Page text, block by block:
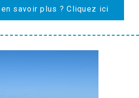
savoir plus ? Cliquez ici